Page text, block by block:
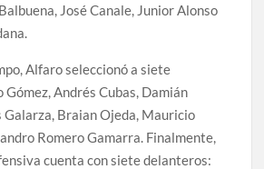
José Canale, Junior Alonso
Alfaro seleccionó a siete
Andrés Cubas, Damián
Braian Ojeda, Mauricio
Romero Gamarra. Finalmente,
cuenta con siete delanteros: